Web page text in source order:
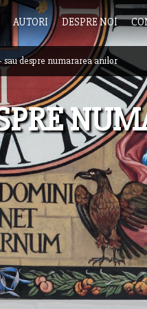
AUTORI DESPRE NOI
despre numararea anilor